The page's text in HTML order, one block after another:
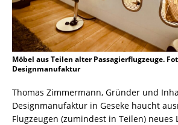
Möbel aus Teilen alter Passagierflugzeuge.
Designmanufaktur
Thomas Zimmermann, Gründer und
Designmanufaktur in Geseke haucht
Flugzeugen (zumindest in Teilen) neues